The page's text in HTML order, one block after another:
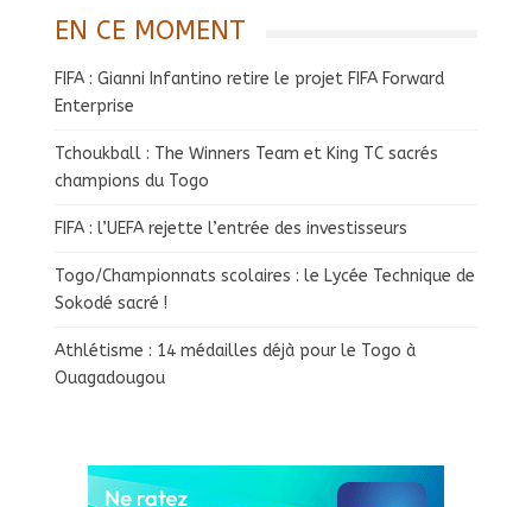
EN CE MOMENT
FIFA : Gianni Infantino retire le projet FIFA Forward
Enterprise
Tchoukball : The Winners Team et King TC sacrés
champions du Togo
FIFA : l’UEFA rejette l’entrée des investisseurs
Togo/Championnats scolaires : le Lycée Technique de
Sokodé sacré !
Athlétisme : 14 médailles déjà pour le Togo à
Ouagadougou